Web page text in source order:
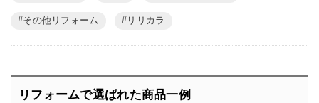
その他リフォーム リリカラ
リフォームで選ばれた商品一例